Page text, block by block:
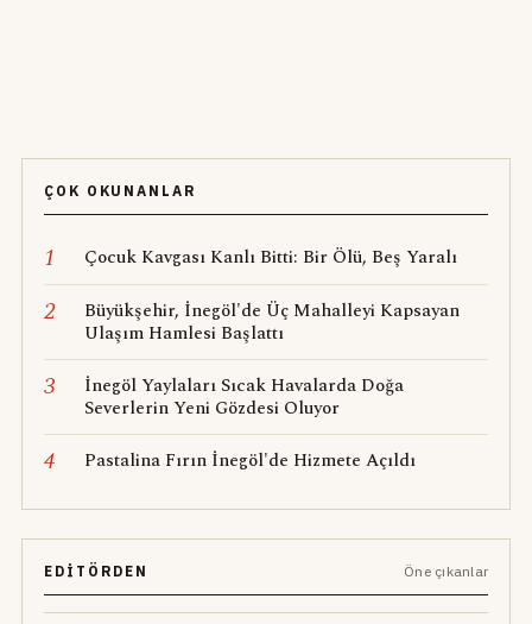
ÇOK OKUNANLAR
1 Çocuk Kavgası Kanlı Bitti: Bir Ölü, Beş Yaralı
2
Büyükşehir, İnegöl'de Üç Mahalleyi Kapsayan
Ulaşım Hamlesi Başlattı
3
İnegöl Yaylaları Sıcak Havalarda Doğa
Severlerin Yeni Gözdesi Oluyor
4 Pastalina Fırın İnegöl'de Hizmete Açıldı
EDITÖRDEN Öne çıkanlar